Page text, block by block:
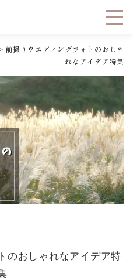
前撮りウエディングフォトのおしゃ
れなアイデア特集
のおしゃれなアイデア特